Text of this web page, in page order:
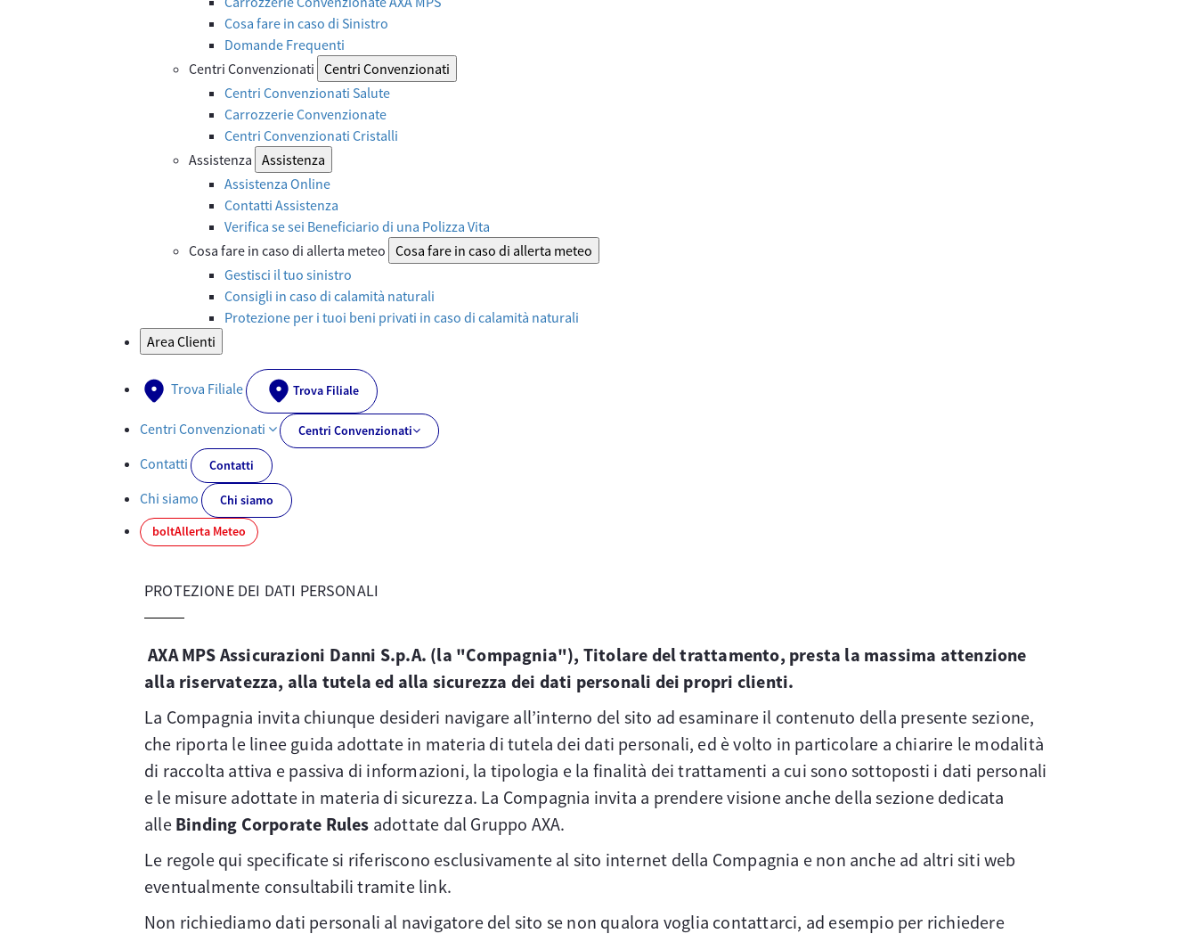
Cosa fare in caso di Sinistro
Domande Frequenti
Centri Convenzionati Centri Convenzionati
Centri Convenzionati Salute
Carrozzerie Convenzionate
Centri Convenzionati Cristalli
Assistenza Assistenza
Assistenza Online
Contatti Assistenza
Verifica se sei Beneficiario di una Polizza Vita
Cosa fare in caso di allerta meteo Cosa fare in caso di allerta meteo
Gestisci il tuo sinistro
Consigli in caso di calamità naturali
Protezione per i tuoi beni privati in caso di calamità naturali
Area Clienti
Trova Filiale Trova Filiale
Centri Convenzionati Centri Convenzionati
Contatti Contatti
Chi siamo
Chi siamo
boltAllerta Meteo
PROTEZIONE DEI DATI PERSONALI
AXA MPS Assicurazioni Danni S.p.A. (la "Compagnia"), Titolare del trattamento, presta la massima attenzione
alla riservatezza, alla tutela ed alla sicurezza dei dati personali dei propri clienti.
La Compagnia invita chiunque desideri navigare all’interno del sito ad esaminare il contenuto della presente sezione,
che riporta le linee guida adottate in materia di tutela dei dati personali, ed è volto in particolare a chiarire le modalità
di raccolta attiva e passiva di informazioni, la tipologia e la finalità dei trattamenti a cui sono sottoposti i dati personali
e le misure adottate in materia di sicurezza. La Compagnia invita a prendere visione anche della sezione dedicata
alle Binding Corporate Rules adottate dal Gruppo AXA.
Le regole qui specificate si riferiscono esclusivamente al sito internet della Compagnia e non anche ad altri siti web
eventualmente consultabili tramite link.
Non richiediamo dati personali al navigatore del sito se non qualora voglia contattarci, ad esempio per richiedere